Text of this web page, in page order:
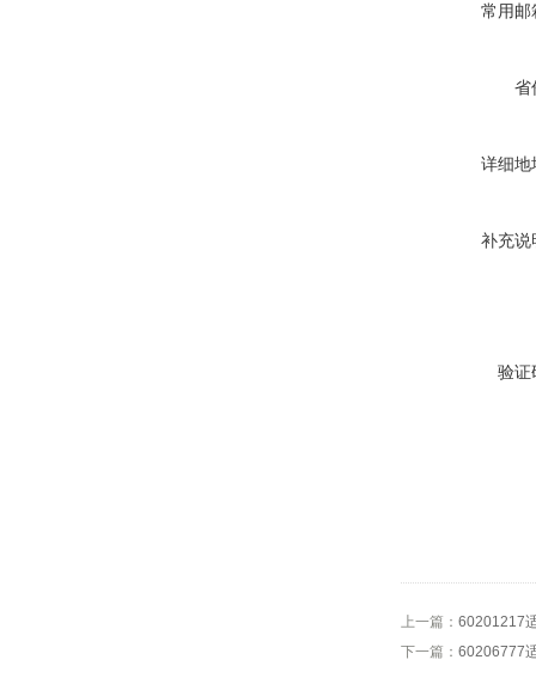
常用邮
省
详细地
补充说
验证
上一篇： 60201217
下一篇： 60206777